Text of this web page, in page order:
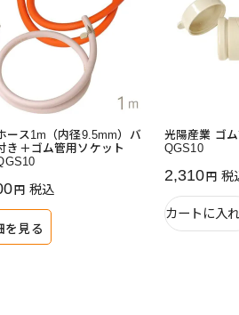
ース1m（内径9.5mm）バ
き＋ゴム管用ソケット
税込
を見る
光陽産業 ゴ
QGS10
2,310 税
カートに入